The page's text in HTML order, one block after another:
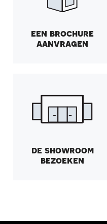
een brochure
aanvragen
de showroom
bezoeken